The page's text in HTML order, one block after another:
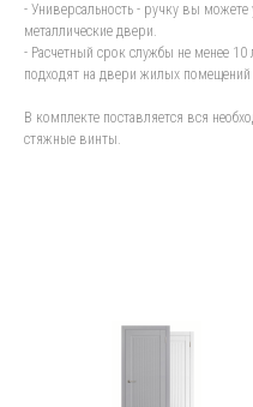
- Универсальность - ручку вы можете
металлические двери.
- Расчетный срок службы не менее
подходят на двери жилых
В комплекте поставляется вся
стяжные винты.